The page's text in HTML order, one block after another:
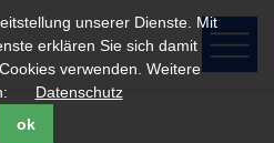
unserer Dienste. Mit
erklären Sie sich damit
verwenden. Weitere
Datenschutz
ok